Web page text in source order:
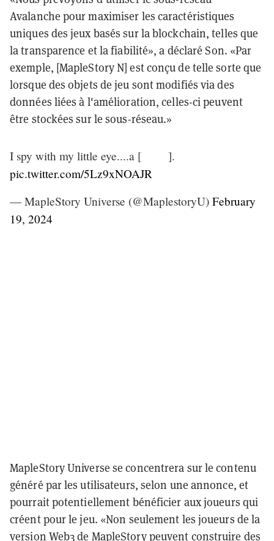
Avalanche pour maximiser les caractéristiques
uniques des jeux basés sur la blockchain, telles que
la transparence et la fiabilité», a déclaré Son. «Par
exemple, [MapleStory N] est conçu de telle sorte que
lorsque des objets de jeu sont modifiés via des
données liées à l'amélioration, celles-ci peuvent
être stockées sur le sous-réseau.»
I spy with my little eye....a [ ].
pic.twitter.com/5Lz9xNOAJR
— MapleStory Universe (@MaplestoryU) February
19, 2024
MapleStory Universe se concentrera sur le contenu
généré par les utilisateurs, selon une annonce, et
pourrait potentiellement bénéficier aux joueurs qui
créent pour le jeu. «Non seulement les joueurs de la
version Web3de MapleStory peuvent construire des